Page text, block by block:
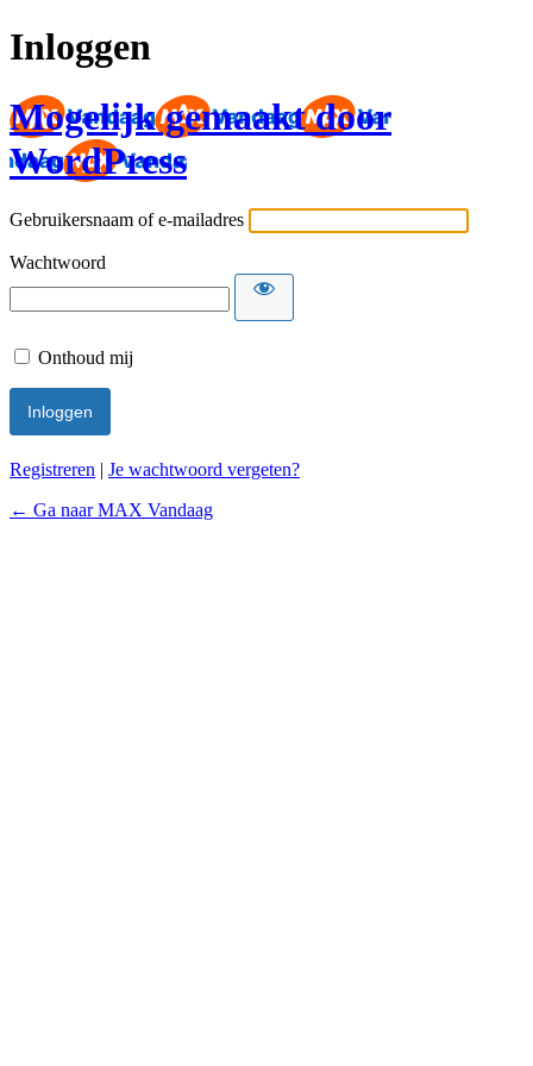
Inloggen
Mogelijk gemaakt door
WordPress
Gebruikersnaam of e-mailadres
Wachtwoord
Onthoud mij
Registreren | Je wachtwoord vergeten?
← Ga naar MAX Vandaag